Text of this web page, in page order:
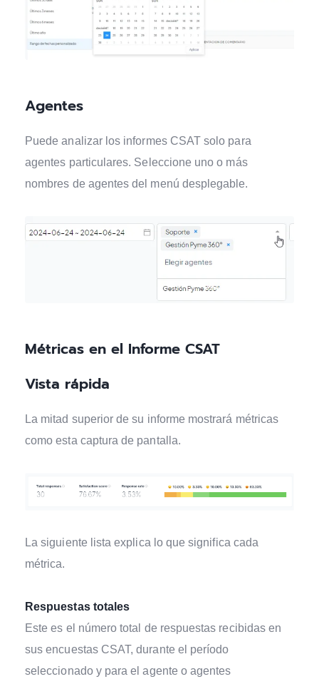
Agentes
Puede analizar los informes CSAT solo para
agentes particulares. Seleccione uno o más
nombres de agentes del menú desplegable.
Métricas en el Informe CSAT
Vista rápida
La mitad superior de su informe mostrará métricas
como esta captura de pantalla.
La siguiente lista explica lo que significa cada
métrica.
Respuestas totales
Este es el número total de respuestas recibidas en
sus encuestas CSAT, durante el período
seleccionado y para el agente o agentes